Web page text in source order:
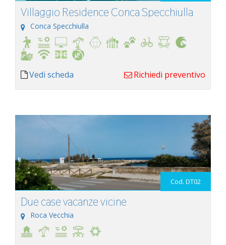
Villaggio Residence Conca Specchiulla
Conca Specchiulla
Vedi scheda Richiedi preventivo
Cod. DT02
Due case vacanze vicine
Roca Vecchia